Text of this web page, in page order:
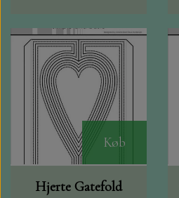
Køb
Hjerte Gatefold